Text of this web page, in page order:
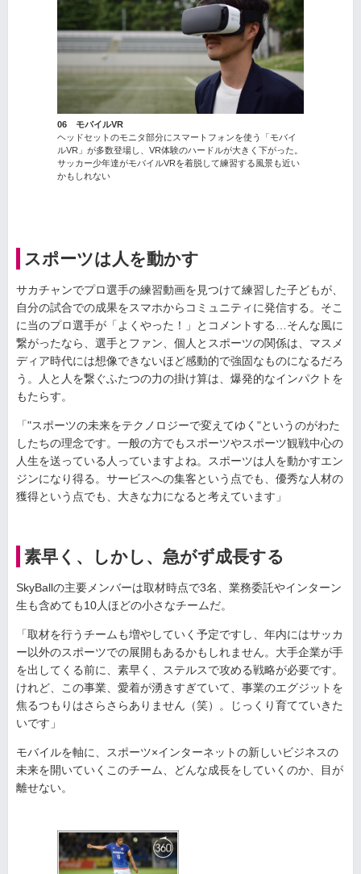
06 モバイルVR
ヘッドセットのモニタ部分にスマートフォンを使う「モバイ
ルVR」が多数登場し、VR体験のハードルが大きく下がった。
サッカー少年達がモバイルVRを着脱して練習する風景も近い
かもしれない
スポーツは人を動かす
サカチャンでプロ選手の練習動画を見つけて練習した子どもが、
自分の試合での成果をスマホからコミュニティに発信する。そこ
に当のプロ選手が「よくやった！」とコメントする…そんな風に
繋がったなら、選手とファン、個人とスポーツの関係は、マスメ
ディア時代には想像できないほど感動的で強固なものになるだろ
う。人と人を繋ぐふたつの力の掛け算は、爆発的なインパクトを
もたらす。
「"スポーツの未来をテクノロジーで変えてゆく"というのがわた
したちの理念です。一般の方でもスポーツやスポーツ観戦中心の
人生を送っている人っていますよね。スポーツは人を動かすエン
ジンになり得る。サービスへの集客という点でも、優秀な人材の
獲得という点でも、大きな力になると考えています」
素早く、しかし、急がず成長する
SkyBallの主要メンバーは取材時点で3名、業務委託やインターン
生も含めても10人ほどの小さなチームだ。
「取材を行うチームも増やしていく予定ですし、年内にはサッカ
ー以外のスポーツでの展開もあるかもしれません。大手企業が手
を出してくる前に、素早く、ステルスで攻める戦略が必要です。
けれど、この事業、愛着が湧きすぎていて、事業のエグジットを
焦るつもりはさらさらありません（笑）。じっくり育てていきた
いです」
モバイルを軸に、スポーツ×インターネットの新しいビジネスの
未来を開いていくこのチーム、どんな成長をしていくのか、目が
離せない。